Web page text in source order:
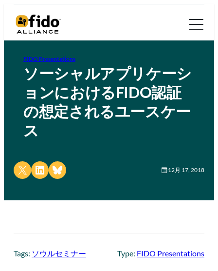
FIDO Presentations
ソーシャルアプリケーシ
ョンにおけるFIDO認証
の想定されるユースケー
ス
Share on X Share on LinkedIn
Share on Bluesky 12月 17, 2018
Tags: ソウルセミナー Type: FIDO Presentations